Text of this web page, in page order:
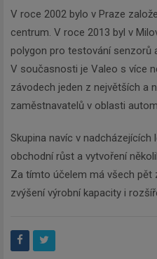
V roce 2002 bylo v Praze
centrum. V roce 2013 byl v
polygon pro testování senzorů
V současnosti je Valeo s více
závodech jeden z největších a
zaměstnavatelů v oblasti
Skupina navíc v
obchodní růst a vytvoření
Za tímto účelem má všech pět
zvýšení výrobní kapacity i